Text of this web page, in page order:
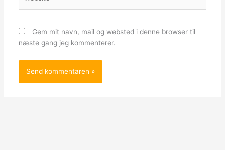
Gem mit navn, mail og websted i denne browser til
næste gang jeg kommenterer.